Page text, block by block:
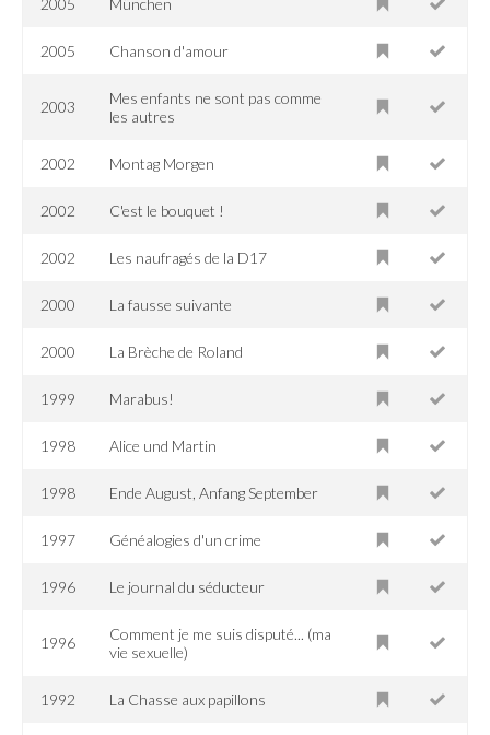
2005 Chanson d'amour
2003
Mes enfants ne sont pas comme
les autres
2002 Montag Morgen
2002 C'est le bouquet !
2002 Les naufragés de la D17
2000 La fausse suivante
2000 La Brèche de Roland
1999 Marabus!
1998 Alice und Martin
1998 Ende August, Anfang September
1997 Généalogies d'un crime
1996 Le journal du séducteur
1996
Comment je me suis disputé... (ma
vie sexuelle)
1992 La Chasse aux papillons